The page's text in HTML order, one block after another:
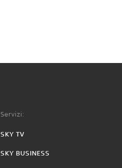
Servizi:
SKY TV
SKY BUSINESS